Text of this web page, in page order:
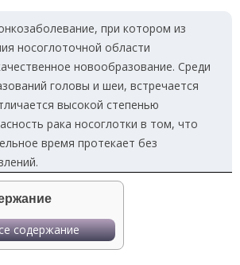
при котором из
носоглоточной области
новообразование. Среди
головы и шеи, встречается
высокой степенью
рака носоглотки в том, что
время протекает без
содержание